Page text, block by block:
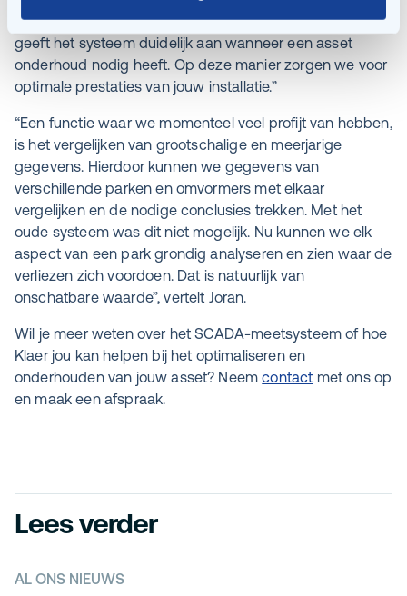
ook wat er slechter presteert dan voorheen. Bovendien
geeft het systeem duidelijk aan wanneer een asset
onderhoud nodig heeft. Op deze manier zorgen we voor
optimale prestaties van jouw installatie.”
“Een functie waar we momenteel veel profijt van hebben,
is het vergelijken van grootschalige en meerjarige
gegevens. Hierdoor kunnen we gegevens van
verschillende parken en omvormers met elkaar
vergelijken en de nodige conclusies trekken. Met het
oude systeem was dit niet mogelijk. Nu kunnen we elk
aspect van een park grondig analyseren en zien waar de
verliezen zich voordoen. Dat is natuurlijk van
onschatbare waarde”, vertelt Joran.
Wil je meer weten over het SCADA-meetsysteem of hoe
Klaer jou kan helpen bij het optimaliseren en
onderhouden van jouw asset? Neemcontact met ons op
en maak een afspraak.
Lees verder
AL ONS NIEUWS